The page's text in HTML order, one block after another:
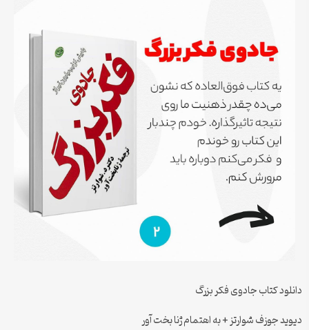
دانلود کتاب جادوی فکر بزرگ
دیوید جوزف شوارتز + به اهتمام ژنا بخت آور